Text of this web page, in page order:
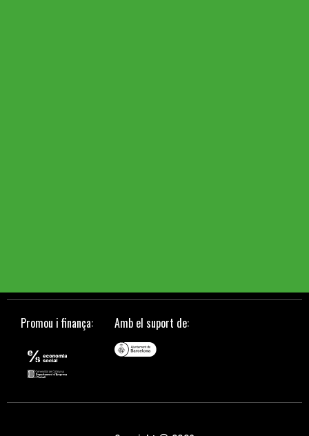
Promou i finança: Amb el suport de: